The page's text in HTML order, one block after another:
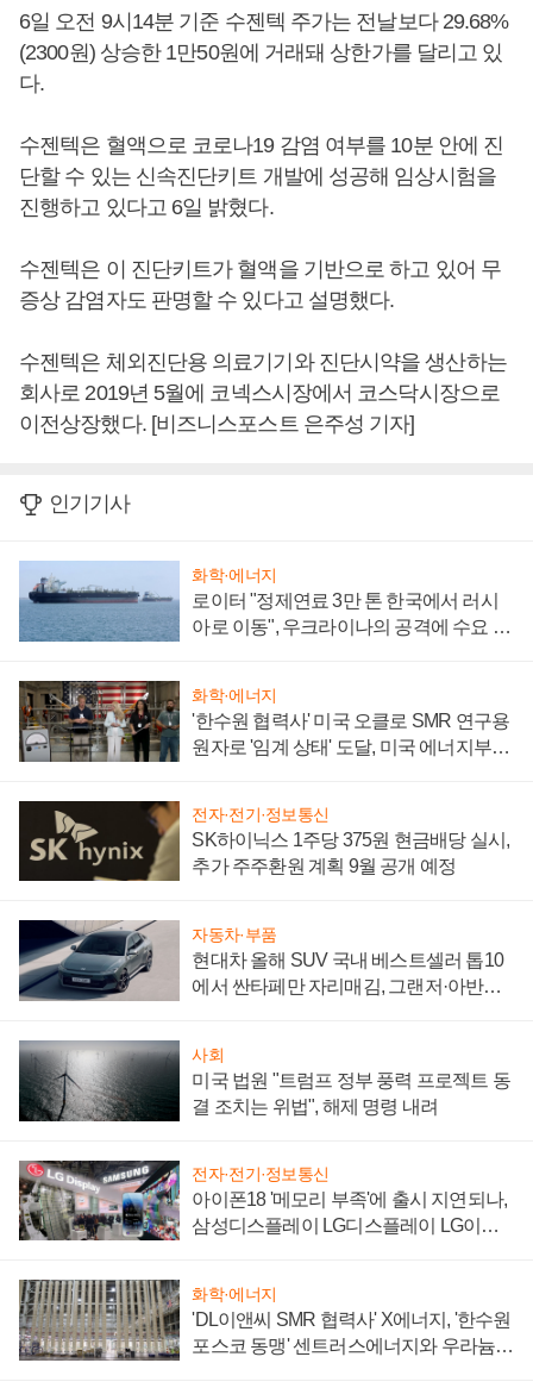
6일 오전 9시14분 기준 수젠텍 주가는 전날보다 29.68%
(2300원) 상승한 1만50원에 거래돼 상한가를 달리고 있
다.
수젠텍은 혈액으로 코로나19 감염 여부를 10분 안에 진
단할 수 있는 신속진단키트 개발에 성공해 임상시험을
진행하고 있다고 6일 밝혔다.
수젠텍은 이 진단키트가 혈액을 기반으로 하고 있어 무
증상 감염자도 판명할 수 있다고 설명했다.
수젠텍은 체외진단용 의료기기와 진단시약을 생산하는
회사로 2019년 5월에 코넥스시장에서 코스닥시장으로
이전상장했다. [비즈니스포스트 은주성 기자]
인기기사
화학·에너지
로이터 "정제연료 3만 톤 한국에서 러시
아로 이동", 우크라이나의 공격에 수요 늘
화학·에너지
'한수원 협력사' 미국 오클로 SMR 연구용
원자로 '임계 상태' 도달, 미국 에너지부
전자·전기·정보통신
SK하이닉스 1주당 375원 현금배당 실시,
추가 주주환원 계획 9월 공개 예정
자동차·부품
현대차 올해 SUV 국내 베스트셀러 톱10
에서 싼타페만 자리매김, 그랜저·아반떼
사회
미국 법원 "트럼프 정부 풍력 프로젝트 동
결 조치는 위법", 해제 명령 내려
전자·전기·정보통신
아이폰18 '메모리 부족'에 출시 지연되나,
삼성디스플레이 LG디스플레이 LG이노
화학·에너지
'DL이앤씨 SMR 협력사' X에너지, '한수원
포스코 동맹' 센트러스에너지와 우라늄